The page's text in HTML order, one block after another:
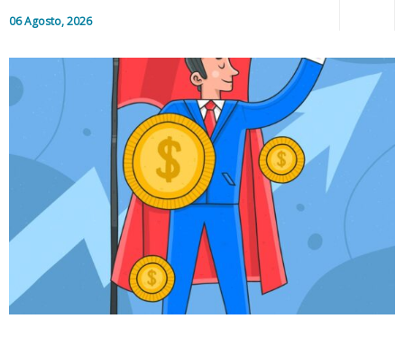
06 Agosto, 2026
Editorial
Nacional
Colaboradores
Internacional
Cultura